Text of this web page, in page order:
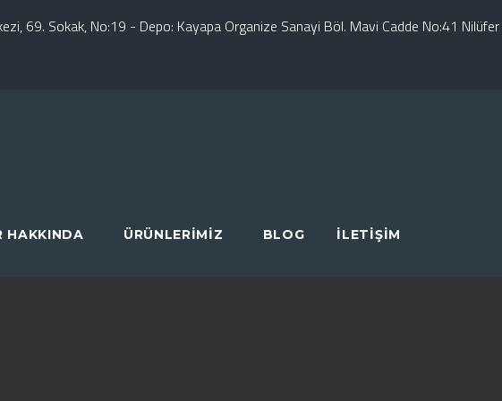
69. Sokak, No:19 - Depo: Kayapa Organize Sanayi Böl. Mavi Cadde No:41
HAKKINDA ÜRÜNLERIMIZ BLOG İLETIŞIM